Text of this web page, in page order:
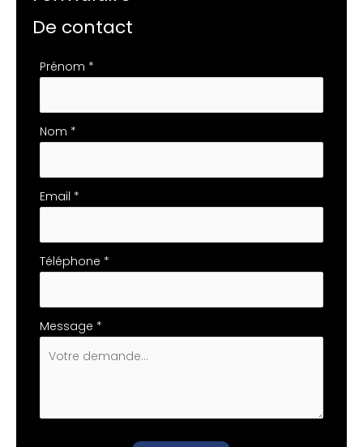
De contact
Formulaire
téléphone
Prénom *
Nom *
Email *
Téléphone *
Message *